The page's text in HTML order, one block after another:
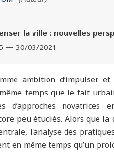
la ville : nouvelles
— 30/03/2021
ambition d’impulser
temps que le fait
d’approches
peu étudiés. Alors que
l’analyse des
en même temps qu’un